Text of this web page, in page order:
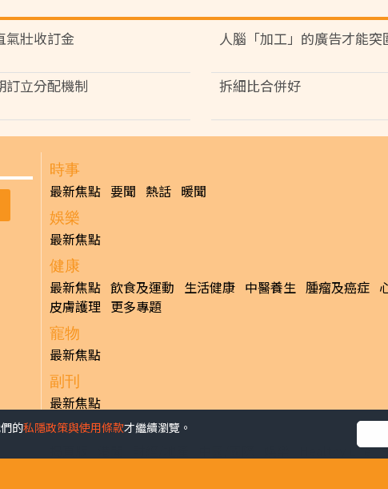
氣壯收訂金 人腦「加工」的廣告才能突
訂立分配機制 拆細比合併好
時事
最新焦點 要聞 熱話 暖聞
娛樂
最新焦點
健康
最新焦點 飲食及運動 生活健康 中醫養生 腫瘤及癌症
皮膚護理 更多專題
寵物
最新焦點
副刊
最新焦點
日報
Healthy Life
的私隱政策與使用條款才繼續瀏覽。